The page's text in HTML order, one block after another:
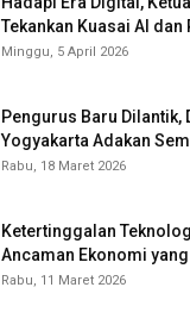
Tekankan Kuasai AI dan
Minggu, 5 April 2026
Pengurus Baru Dilantik,
Yogyakarta Adakan
Rabu, 18 Maret 2026
Ketertinggalan
Ancaman Ekonomi
Rabu, 11 Maret 2026